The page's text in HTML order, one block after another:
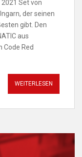
Set von
der seinen
gibt. Den
aus
Code Red
WEITERLESEN